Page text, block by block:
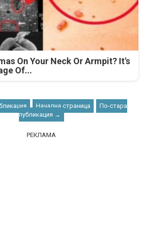
On Your Neck Or Armpit? It's
Of...
Начална страница
По-стара
публикация →
РЕКЛАМА